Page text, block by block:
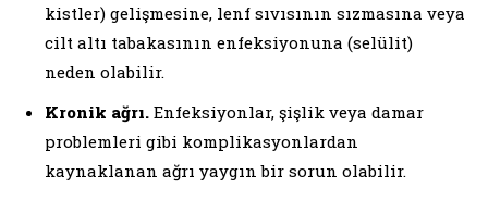
kistler) gelişmesine, lenf sıvısının sızmasına veya
cilt altı tabakasının enfeksiyonuna (selülit)
neden olabilir.
Kronik ağrı. Enfeksiyonlar, şişlik veya damar
problemleri gibi komplikasyonlardan
kaynaklanan ağrı yaygın bir sorun olabilir.